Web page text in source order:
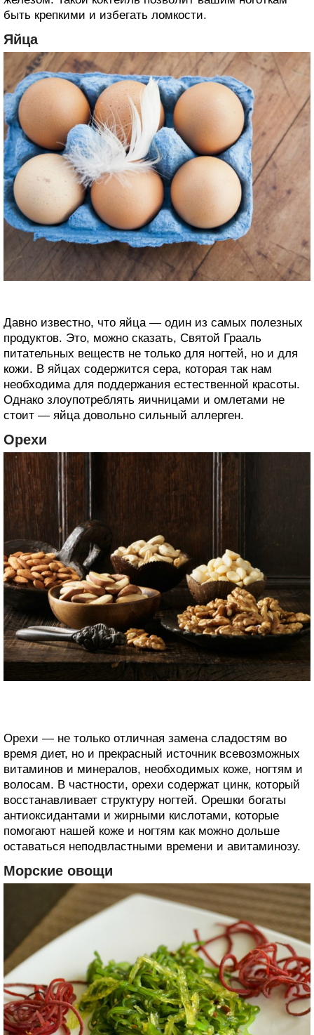
быть крепкими и избегать ломкости.
Яйца
Давно известно, что яйца — один из самых полезных
продуктов. Это, можно сказать, Святой Грааль
питательных веществ не только для ногтей, но и для
кожи. В яйцах содержится сера, которая так нам
необходима для поддержания естественной красоты.
Однако злоупотреблять яичницами и омлетами не
стоит — яйца довольно сильный аллерген.
Орехи
Орехи — не только отличная замена сладостям во
время диет, но и прекрасный источник всевозможных
витаминов и минералов, необходимых коже, ногтям и
волосам. В частности, орехи содержат цинк, который
восстанавливает структуру ногтей. Орешки богаты
антиоксидантами и жирными кислотами, которые
помогают нашей коже и ногтям как можно дольше
оставаться неподвластными времени и авитаминозу.
Морские овощи